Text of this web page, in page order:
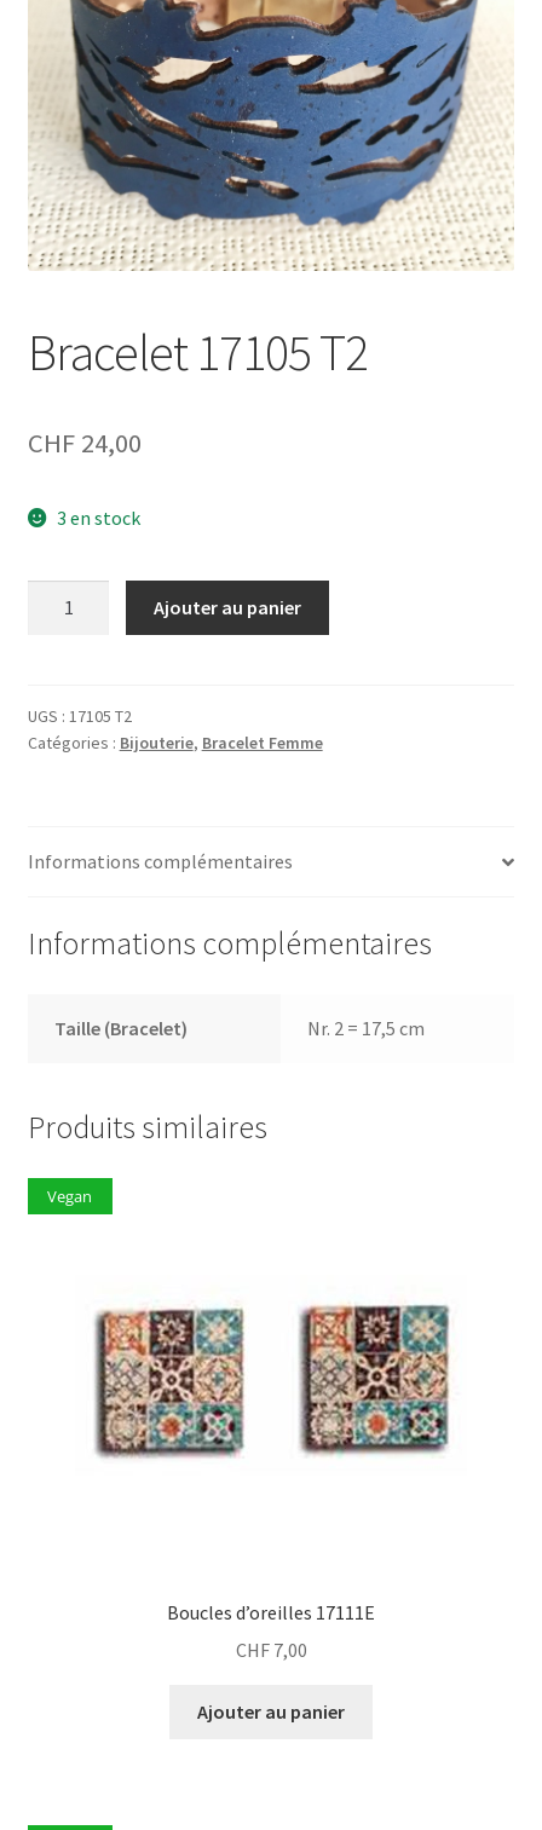
Bracelet 17105 T2
CHF24,00
3 en stock
T2
Ajouter au panier
UGS : 17105 T2
Catégories : Bijouterie, Bracelet Femme
Informations complémentaires
Informations complémentaires
Taille (Bracelet) Nr. 2 = 17,5 cm
Produits similaires
Vegan
Boucles d’oreilles 17111E
CHF7,00
Ajouter au panier